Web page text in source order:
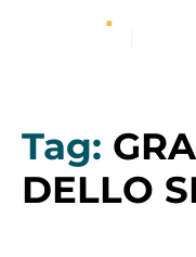
Tag:
DELLO